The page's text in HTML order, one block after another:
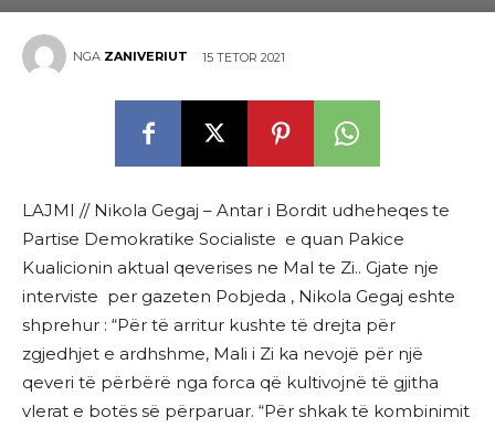
NGA ZANIVERIUT 15 TETOR 2021
LAJMI // Nikola Gegaj – Antar i Bordit udheheqes te
Partise Demokratike Socialiste e quan Pakice
Kualicionin aktual qeverises ne Mal te Zi.. Gjate nje
interviste per gazeten Pobjeda , Nikola Gegaj eshte
shprehur : “Për të arritur kushte të drejta për
zgjedhjet e ardhshme, Mali i Zi ka nevojë për një
qeveri të përbërë nga forca që kultivojnë të gjitha
vlerat e botës së përparuar. “Për shkak të kombinimit